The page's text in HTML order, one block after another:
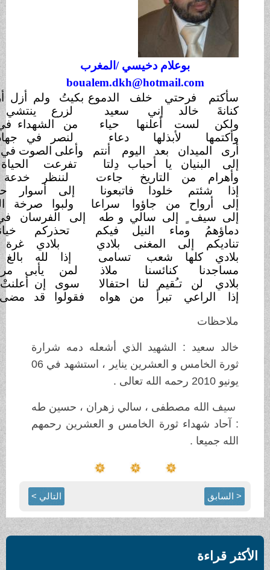
بوعلام دخيسي /المغرب
فرحتي خلف الدموع
خالد إني
سعيد
أعلنها حياء
لأبذلها دعاء
بعد اليوم
أنتم
يا أحباب دِلتا
من التاريخ
جاءت
خلودافاتبعونا
من جاؤوا
سراعا
إلى سالي و
طه
وماء النيلفيكم
إلى المغنى بلادي
كلها شعب تسامى
كنائسنا
ملاذ
تـُقيم لنا احتفالا
تبرأ من هواه
بكيتُ ولم أزل أرجو خشوعي
لزرع ينتشي بين الزروع
من الشهداء في صدْر الربيع
لنصر في جهاد في الضلوع
وأعلى الصوت في الصمت المذيع
تفرعت الحياة من الفروع
لننظر خدعة الخلد الصنيع
إلى أسوار حصنكم المنيع
ولبوا صرخة الوطنالصريع
إلى الفرسان في يوم الرجوع
تحذركم خيانات الضروع
بلادي غرة ٌ بين الربوع
إذا لله بالغ في
الركوع
لمن يأبى مراسيم الخنوع
سوى إن أعلنتْ فطم الرضيع
فقولوا قد مضى زمن
القطيع
: الشهيد الذي أشعله دمه شرارة
ثورة الخامس و العشرين يناير ، استشهد في 06
مصطفى ، سالي زهران ، حسين طه
ثورة الخامس و العشرين رحمهم
.